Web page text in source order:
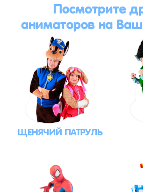
Посмотрите
аниматоров на
ЩЕНЯЧИЙ ПАТРУЛЬ